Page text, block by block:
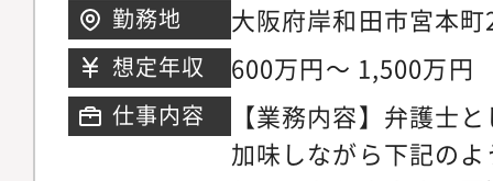
事務所では業務支援
研修実施やオフィス
おります。領域が広
領域についてミスマ
やかなサポート体制
き、短期間で弁護士
事ができる環境です
マーケティング・営
事務所では各専門チ
勤務地
大阪府岸和田市宮本
付7階※希望考慮の上
想定年収 600万円～ 1,500万円
仕事内容
【業務内容】弁護士
加味しながら下記の